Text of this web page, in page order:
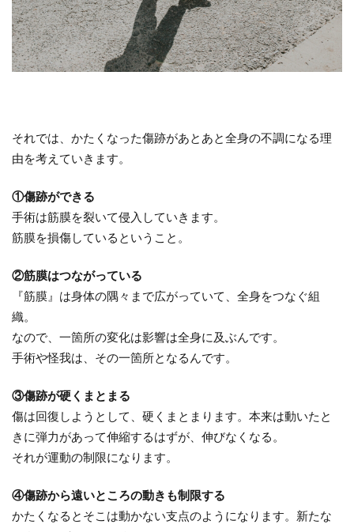
それでは、かたくなった傷跡があとあと全身の不調になる理
由を考えていきます。
①傷跡ができる
手術は筋膜を裂いて侵入していきます。
筋膜を損傷しているということ。
②筋膜はつながっている
『筋膜』は身体の隅々まで広がっていて、全身をつなぐ組
織。
なので、一箇所の変化は影響は全身に及ぶんです。
手術や怪我は、その一箇所となるんです。
③傷跡が硬くまとまる
傷は回復しようとして、硬くまとまります。本来は動いたと
きに弾力があって伸縮するはずが、伸びなくなる。
それが運動の制限になります。
④傷跡から遠いところの動きも制限する
かたくなるとそこは動かない支点のようになります。新たな